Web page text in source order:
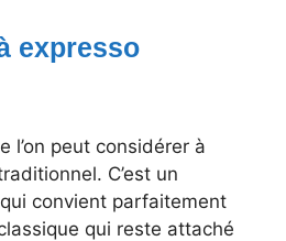
expresso
l’on peut considérer à
C’est un
convient parfaitement
qui reste attaché